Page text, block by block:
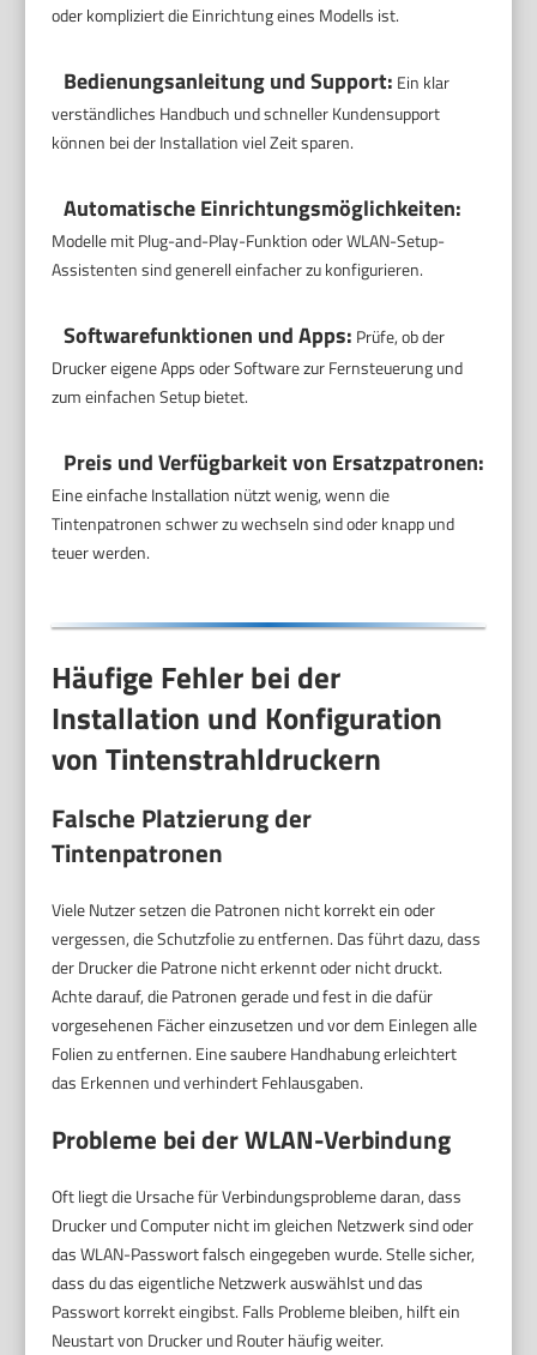
oder kompliziert die Einrichtung eines Modells ist.
Bedienungsanleitung und Support: Ein klar
verständliches Handbuch und schneller Kundensupport
können bei der Installation viel Zeit sparen.
Automatische Einrichtungsmöglichkeiten:
Modelle mit Plug-and-Play-Funktion oder WLAN-Setup-
Assistenten sind generell einfacher zu konfigurieren.
Softwarefunktionen und Apps: Prüfe, ob der
Drucker eigene Apps oder Software zur Fernsteuerung und
zum einfachen Setup bietet.
Preis und Verfügbarkeit von Ersatzpatronen:
Eine einfache Installation nützt wenig, wenn die
Tintenpatronen schwer zu wechseln sind oder knapp und
teuer werden.
Häufige Fehler bei der
Installation und Konfiguration
von Tintenstrahldruckern
Falsche Platzierung der
Tintenpatronen
Viele Nutzer setzen die Patronen nicht korrekt ein oder
vergessen, die Schutzfolie zu entfernen. Das führt dazu, dass
der Drucker die Patrone nicht erkennt oder nicht druckt.
Achte darauf, die Patronen gerade und fest in die dafür
vorgesehenen Fächer einzusetzen und vor dem Einlegen alle
Folien zu entfernen. Eine saubere Handhabung erleichtert
das Erkennen und verhindert Fehlausgaben.
Probleme bei der WLAN-Verbindung
Oft liegt die Ursache für Verbindungsprobleme daran, dass
Drucker und Computer nicht im gleichen Netzwerk sind oder
das WLAN-Passwort falsch eingegeben wurde. Stelle sicher,
dass du das eigentliche Netzwerk auswählst und das
Passwort korrekt eingibst. Falls Probleme bleiben, hilft ein
Neustart von Drucker und Router häufig weiter.